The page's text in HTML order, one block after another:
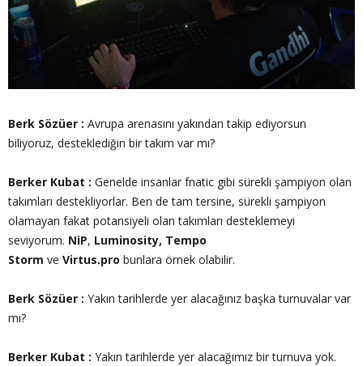
Berk Sözüer : Avrupa arenasını yakından takip ediyorsun
biliyoruz, desteklediğin bir takım var mı?
Berker Kubat : Genelde insanlar fnatic gibi sürekli şampiyon olan
takımları destekliyorlar. Ben de tam tersine, sürekli şampiyon
olamayan fakat potansiyeli olan takımları desteklemeyi
seviyorum. NiP, Luminosity, Tempo
Storm ve Virtus.pro bunlara örnek olabilir.
Berk Sözüer : Yakın tarihlerde yer alacağınız başka turnuvalar var
mı?
Berker Kubat : Yakın tarihlerde yer alacağımız bir turnuva yok.